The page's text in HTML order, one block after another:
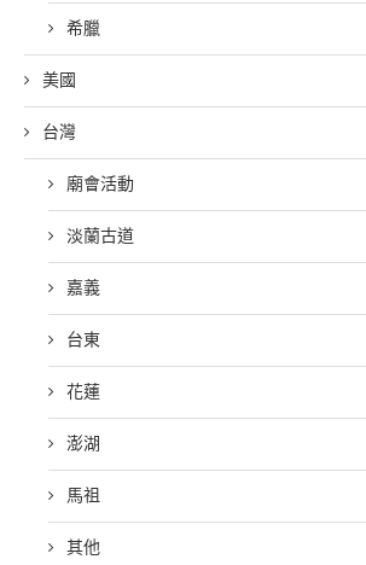
希臘
美國
台灣
廟會活動
淡蘭古道
嘉義
台東
花蓮
澎湖
馬祖
其他